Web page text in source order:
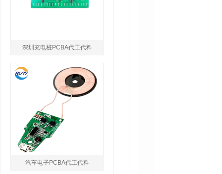
深圳充电桩PCBA代工代料
汽车电子PCBA代工代料